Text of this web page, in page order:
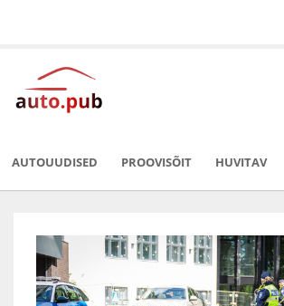
AUTOUUDISED PROOVISÕIT HUVITAV